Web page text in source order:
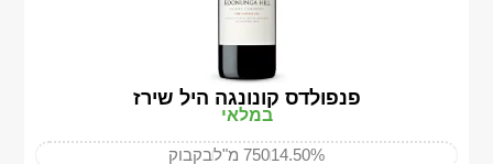
פנפולדס קונונגה היל שירז
במלאי
14.50%750 מ"ל בקבוק